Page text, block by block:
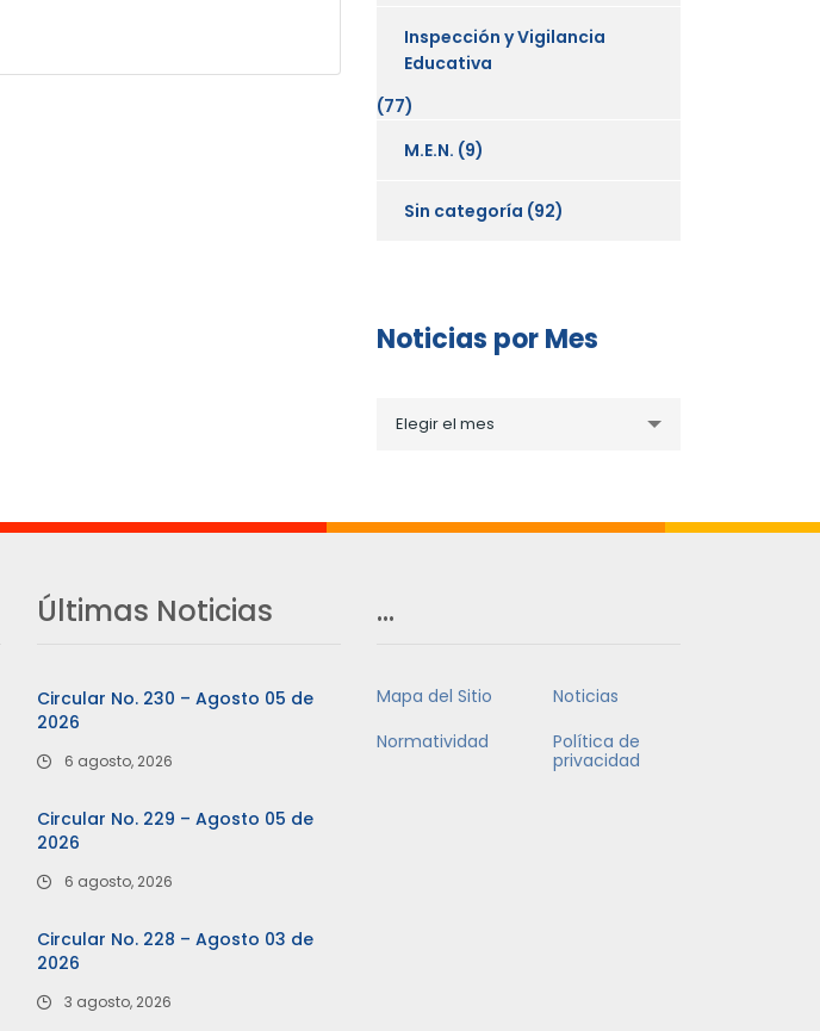
Inspección y Vigilancia
Educativa
(77)
M.E.N. (9)
Sin categoría (92)
Noticias por Mes
porElegir el mes
Últimas Noticias
Circular No. 230 – Agosto 05 de
2026
6 agosto, 2026
Circular No. 229 – Agosto 05 de
2026
6 agosto, 2026
Circular No. 228 – Agosto 03 de
2026
3 agosto, 2026
…
Mapa del Sitio
Noticias
Normatividad
Política de
privacidad